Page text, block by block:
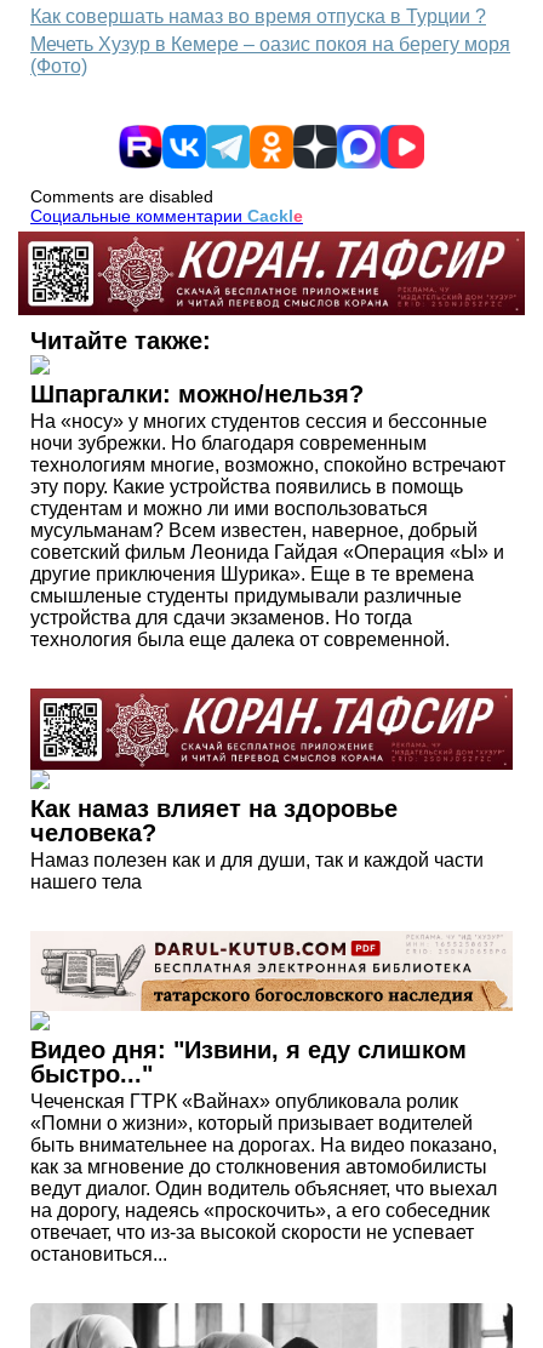
Как совершать намаз во время отпуска в Турции ?
Мечеть Хузур в Кемере – оазис покоя на берегу моря
(Фото)
Comments are disabled
Социальные комментарии Cackle
Читайте также:
Шпаргалки: можно/нельзя?
На «носу» у многих студентов сессия и бессонные
ночи зубрежки. Но благодаря современным
технологиям многие, возможно, спокойно встречают
эту пору. Какие устройства появились в помощь
студентам и можно ли ими воспользоваться
мусульманам? Всем известен, наверное, добрый
советский фильм Леонида Гайдая «Операция «Ы» и
другие приключения Шурика». Еще в те времена
смышленые студенты придумывали различные
устройства для сдачи экзаменов. Но тогда
технология была еще далека от современной.
Как намаз влияет на здоровье
человека?
Намаз полезен как и для души, так и каждой части
нашего тела
Видео дня: "Извини, я еду слишком
быстро..."
Чеченская ГТРК «Вайнах» опубликовала ролик
«Помни о жизни», который призывает водителей
быть внимательнее на дорогах. На видео показано,
как за мгновение до столкновения автомобилисты
ведут диалог. Один водитель объясняет, что выехал
на дорогу, надеясь «проскочить», а его собеседник
отвечает, что из-за высокой скорости не успевает
остановиться...